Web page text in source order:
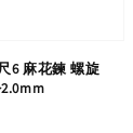
6 麻花鍊 螺旋